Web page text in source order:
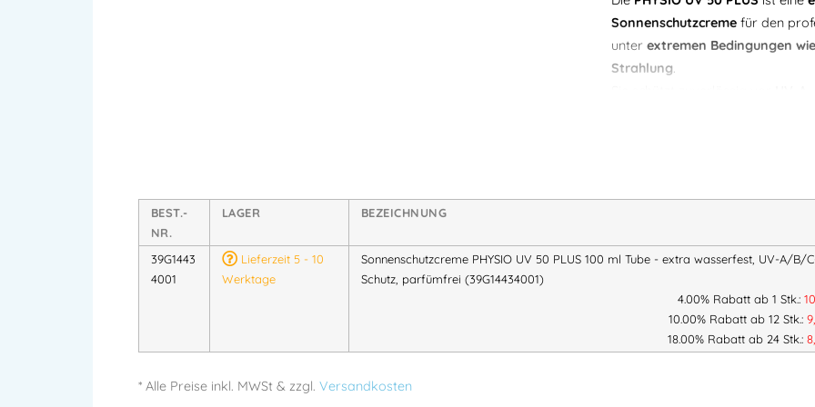
Sonnenschutzcreme für den
unter extremen Bedingungen
Strahlung
UV-
Produkteigenschaften:
Sehr hoher
Schützt zuverlässig
BEST.-
NR.
LAGER BEZEICHNUNG
39G1443
4001
Lieferzeit 5 - 10
Werktage
Sonnenschutzcreme PHYSIO UV 50 PLUS 100 ml Tube - extra wasserfest, UV-A/B/
Schutz, parfümfrei (39G14434001)
4.00% Rabatt ab 1 Stk.:
10.00% Rabatt ab 12 Stk.:
18.00% Rabatt ab 24 Stk.:
* Alle Preise inkl. MWSt & zzgl. Versandkosten